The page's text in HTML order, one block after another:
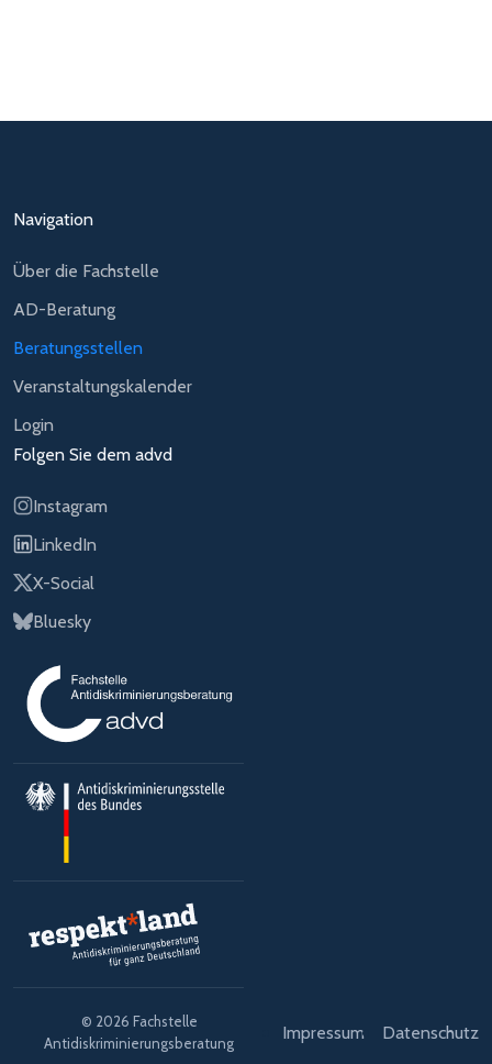
Navigation
Über die Fachstelle
AD-Beratung
Beratungsstellen
Veranstaltungskalender
Login
Folgen Sie dem advd
Instagram
LinkedIn
X-Social
Bluesky
© 2026 Fachstelle
Antidiskriminierungsberatung
Impressum Datenschutz